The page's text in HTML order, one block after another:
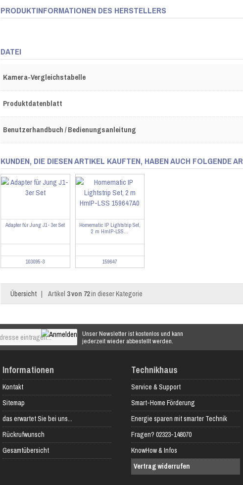
PRODUKTINFORMATIONEN DES HERSTELLERS
DATEI
Kamera-Vergleichstabelle
Produktdatenblatt
Benutzerhandbuch / Bedienungsanleitung
KUNDEN, DIE DIESEN ARTIKEL KAUFTEN, HABEN AUCH FOLGENDE
Adapter für Jung J1- 3er Set
103095-3
Homematic IP Lightstrip Set,
2 m HmIP-LSS...
159647
Übersicht | Artikel 3 von 72in dieser Kategorie
Unser Newsletter ist kostenlos und kann
jederzeit wieder abbestellt werden.
Informationen
Kontakt
Sitemap
das erwartet Sie bei uns...
Rückrufwunsch
Gesamtübersicht
Technikhaus
Service & Support
Smart-Home Förderung
Energie sparen mit smarter Technik
Fragen? 02323-148070
KnowHow & Infos
Vertrag widerrufen